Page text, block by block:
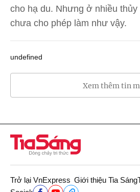
cho hạ du. Nhưng ở nhiều
chưa cho phép làm như vậy.
undefined
Xem thêm tin
Trở lại VnExpress Giới thiệu Tia Sáng